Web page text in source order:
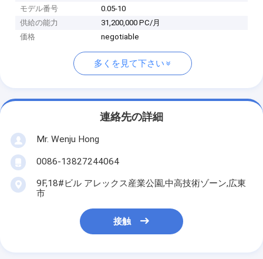
モデル番号
0.05-10
供給の能力
31,200,000 PC/月
価格
negotiable
多くを見て下さい
連絡先の詳細
Mr. Wenju Hong
0086-13827244064
9F,18#ビル アレックス産業公園,中高技術ゾーン,広東
市
接触